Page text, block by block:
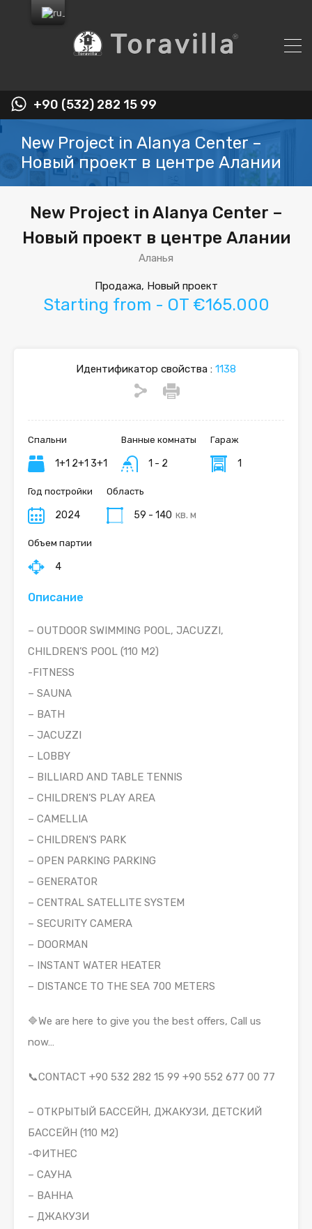
+90 (532) 282 15 99
New Project in Alanya Center –
Новый проект в центре Алании
New Project in Alanya Center –
Новый проект в центре Алании
Аланья
Продажа, Новый проект
Starting from - OT €165.000
Идентификатор свойства : 1138
Спальни
1+1 2+1 3+1
Ванные комнаты
1 - 2
Гараж
1
Год постройки
2024
Область
59 - 140 кв. м
Объем партии
4
Описание
– OUTDOOR SWIMMING POOL, JACUZZI,
CHILDREN’S POOL (110 M2)
-FITNESS
– SAUNA
– BATH
– JACUZZI
– LOBBY
– BILLIARD AND TABLE TENNIS
– CHILDREN’S PLAY AREA
– CAMELLIA
– CHILDREN’S PARK
– OPEN PARKING PARKING
– GENERATOR
– CENTRAL SATELLITE SYSTEM
– SECURITY CAMERA
– DOORMAN
– INSTANT WATER HEATER
– DISTANCE TO THE SEA 700 METERS
🔷We are here to give you the best offers, Call us
now…
📞CONTACT +90 532 282 15 99 +90 552 677 00 77
– ОТКРЫТЫЙ БАССЕЙН, ДЖАКУЗИ, ДЕТСКИЙ
БАССЕЙН (110 М2)
-ФИТНЕС
– САУНА
– ВАННА
– ДЖАКУЗИ